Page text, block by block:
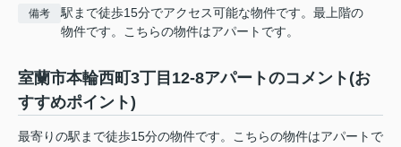
備考
駅まで徒歩15分でアクセス可能な物件です。最上階の
物件です。こちらの物件はアパートです。
室蘭市本輪西町3丁目12-8アパートのコメント(お
すすめポイント)
最寄りの駅まで徒歩15分の物件です。こちらの物件はアパートで